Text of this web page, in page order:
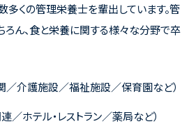
くの管理栄養士を輩出しています。管
ん、食と栄養に関する様々な分野で卒
／介護施設／福祉施設／保育園など）
／ホテル・レストラン／薬局など）